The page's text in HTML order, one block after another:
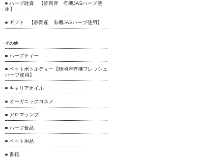
■ ハーブ雑貨 【静岡産 有機JASハーブ使
用】
■ ギフト 【静岡産 有機JASハーブ使用】
その他
■ ハーブティー
■ ペットボトルティー【静岡産有機フレッシュ
ハーブ使用】
■ キャリアオイル
■ オーガニックコスメ
■ アロマランプ
■ ハーブ食品
■ ペット用品
■ 書籍